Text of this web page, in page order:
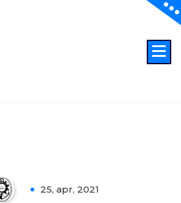
25, apr, 2021